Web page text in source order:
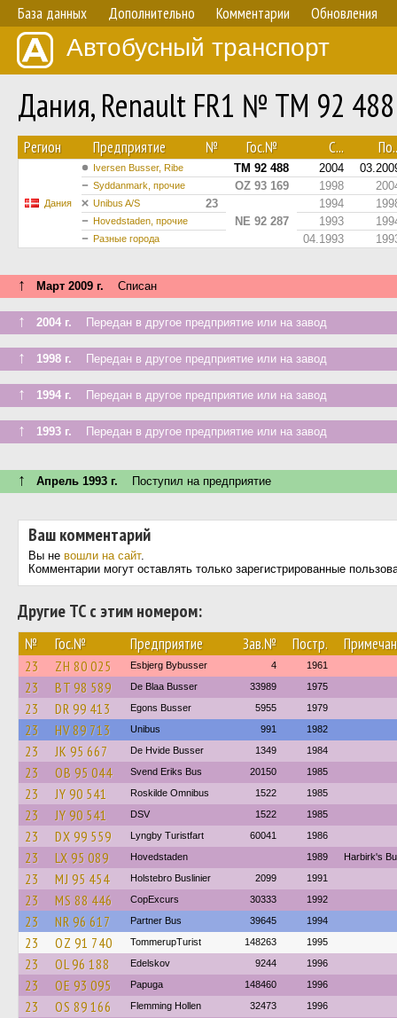
База данных Дополнительно Комментарии Обновления
Автобусный транспорт
Дания, Renault FR1 № TM 92 488
Регион Предприятие № Гос.№ С...
Дания
Iversen Busser, Ribe TM 92 488 2004
Syddanmark, прочие OZ 93 169 1998
Unibus A/S
23
NE 92 287
1994
Hovedstaden, прочие 1993
Разные города
04.1993
↑ Март 2009 г. Списан
↑ 2004 г. Передан в другое предприятие или на завод
↑ 1998 г. Передан в другое предприятие или на завод
↑ 1994 г. Передан в другое предприятие или на завод
↑ 1993 г. Передан в другое предприятие или на завод
↑ Апрель 1993 г. Поступил на предприятие
Ваш комментарий
Вы не вошли на сайт.
Комментарии могут оставлять только зарегистрированные
Другие ТС с этим номером:
№ Гос.№ Предприятие Зав.№ Постр.
23 ZH 80 025 Esbjerg Bybusser 4 1961
23 BT 98 589 De Blaa Busser 33989 1975
23 DR 99 413 Egons Busser 5955 1979
23 HV 89 713 Unibus 991 1982
23 JK 95 667 De Hvide Busser 1349 1984
23 OB 95 044 Svend Eriks Bus 20150 1985
23 JY 90 541 Roskilde Omnibus 1522 1985
23 JY 90 541 DSV 1522 1985
23 DX 99 559 Lyngby Turistfart 60041 1986
23 LX 95 089 Hovedstaden 1989 Harbirk's
23 MJ 95 454 Holstebro Buslinier 2099 1991
23 MS 88 446 CopExcurs 30333 1992
23 NR 96 617 Partner Bus 39645 1994
23 OZ 91 740 TommerupTurist 148263 1995
23 OL 96 188 Edelskov 9244 1996
23 OE 93 095 Papuga 148460 1996
23 OS 89 166 Flemming Hollen 32473 1996